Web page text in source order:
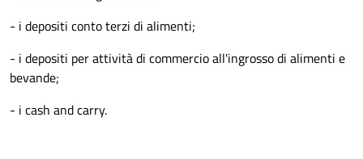
- i depositi conto terzi di alimenti;
- i depositi per attività di commercio all'ingrosso di alimenti e
bevande;
- i cash and carry.